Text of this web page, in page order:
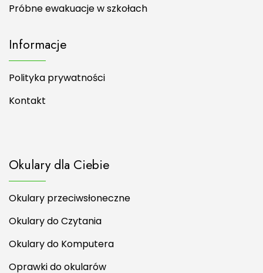
Próbne ewakuacje w szkołach
Informacje
Polityka prywatności
Kontakt
Okulary dla Ciebie
Okulary przeciwsłoneczne
Okulary do Czytania
Okulary do Komputera
Oprawki do okularów